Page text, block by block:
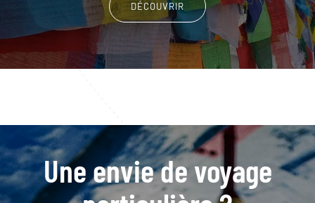
DÉCOUVRIR
Une envie de voyage